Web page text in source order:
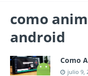
como
android
Como
julio 9,